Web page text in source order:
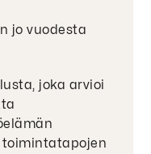
jo vuodesta
joka arvioi